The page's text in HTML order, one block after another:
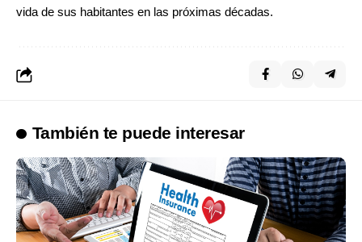
vida de sus habitantes en las próximas décadas.
También te puede interesar